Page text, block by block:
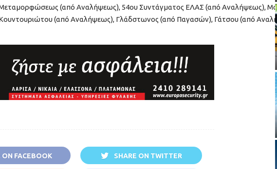
(από Αναλήψεως), 54ου Συντάγματος ΕΛΑΣ (από Αναλήψεως),
(από Αναλήψεως), Γλάδστωνος (από Παγασών), Γάτσου (από
ON FACEBOOK SHARE ON TWITTER